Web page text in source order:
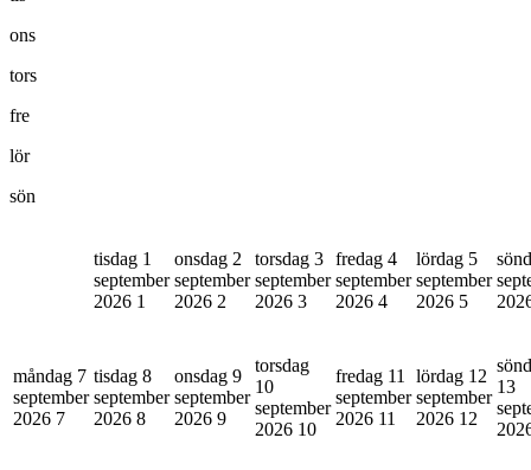
ons
tors
fre
lör
sön
tisdag 1
september
2026 1
onsdag 2
september
2026 2
torsdag 3
september
2026 3
fredag 4
september
2026 4
lördag 5
september
2026 5
måndag 7
september
2026 7
tisdag 8
september
2026 8
onsdag 9
september
2026 9
torsdag
10
september
2026 10
fredag 11
september
2026 11
lördag 12
september
2026 12
13